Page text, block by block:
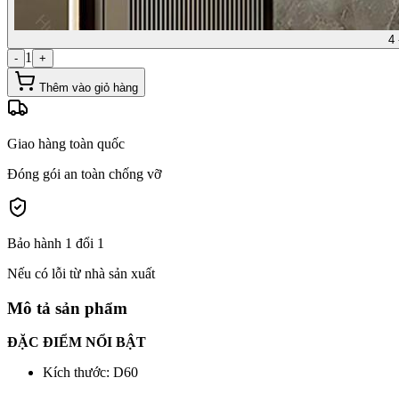
4
- 1 +
Thêm vào giỏ hàng
Giao hàng toàn quốc
Đóng gói an toàn chống vỡ
Bảo hành 1 đổi 1
Nếu có lỗi từ nhà sản xuất
Mô tả sản phẩm
ĐẶC ĐIỂM NỔI BẬT
Kích thước: D60